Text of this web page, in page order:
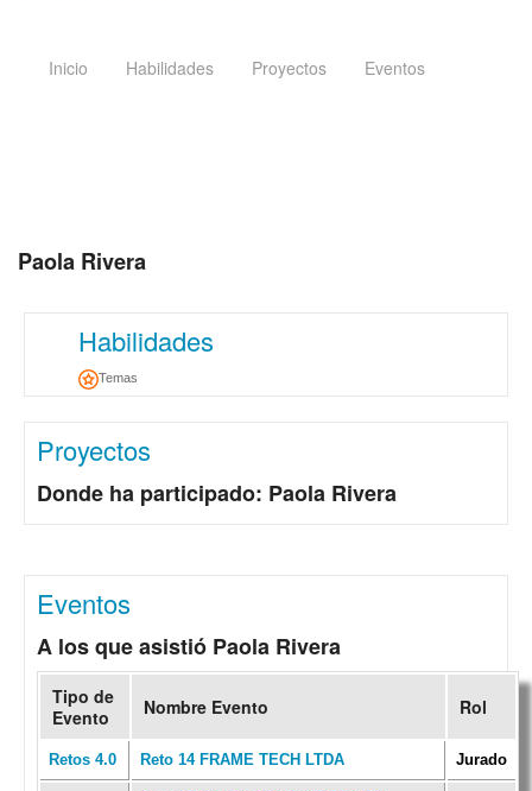
Inicio Habilidades Proyectos Eventos
Paola Rivera
Habilidades
Temas
Proyectos
Donde ha participado: Paola Rivera
Eventos
A los que asistió Paola Rivera
Tipo de
Evento
Nombre Evento Rol
Retos 4.0 Reto 14 FRAME TECH LTDA Jurado